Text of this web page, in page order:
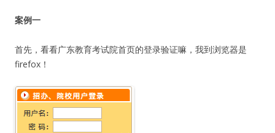
案例一
首先，看看广东教育考试院首页的登录验证嘛，我到浏览器是
firefox！